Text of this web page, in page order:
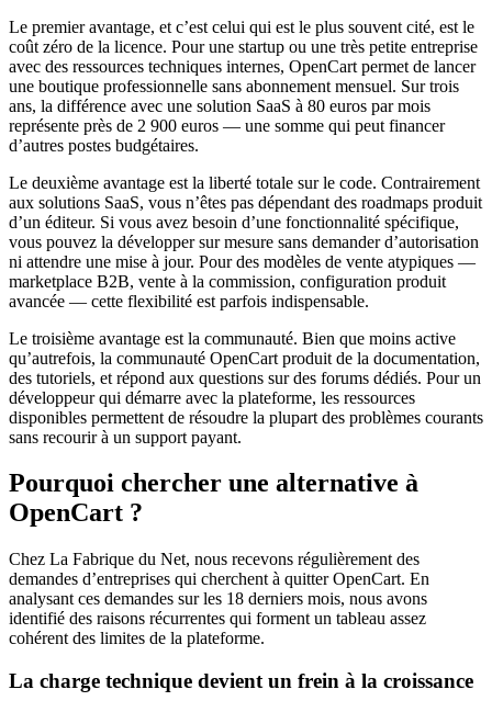
Le premier avantage, et c’est celui qui est le plus souvent cité, est le
coût zéro de la licence. Pour une startup ou une très petite entreprise
avec des ressources techniques internes, OpenCart permet de lancer
une boutique professionnelle sans abonnement mensuel. Sur trois
ans, la différence avec une solution SaaS à 80 euros par mois
représente près de 2 900 euros — une somme qui peut financer
d’autres postes budgétaires.
Le deuxième avantage est la liberté totale sur le code. Contrairement
aux solutions SaaS, vous n’êtes pas dépendant des roadmaps produit
d’un éditeur. Si vous avez besoin d’une fonctionnalité spécifique,
vous pouvez la développer sur mesure sans demander d’autorisation
ni attendre une mise à jour. Pour des modèles de vente atypiques —
marketplace B2B, vente à la commission, configuration produit
avancée — cette flexibilité est parfois indispensable.
Le troisième avantage est la communauté. Bien que moins active
qu’autrefois, la communauté OpenCart produit de la documentation,
des tutoriels, et répond aux questions sur des forums dédiés. Pour un
développeur qui démarre avec la plateforme, les ressources
disponibles permettent de résoudre la plupart des problèmes courants
sans recourir à un support payant.
Pourquoi chercher une alternative à
OpenCart ?
Chez La Fabrique du Net, nous recevons régulièrement des
demandes d’entreprises qui cherchent à quitter OpenCart. En
analysant ces demandes sur les 18 derniers mois, nous avons
identifié des raisons récurrentes qui forment un tableau assez
cohérent des limites de la plateforme.
La charge technique devient un frein à la croissance